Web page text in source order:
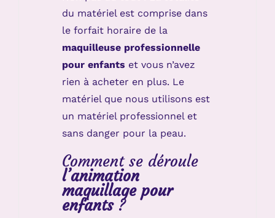
du matériel est comprise dans
le forfait horaire de la
maquilleuse professionnelle
pour enfants et vous n’avez
rien à acheter en plus. Le
matériel que nous utilisons est
un matériel professionnel et
sans danger pour la peau.
Comment se déroule
l’animation
maquillage pour
enfants?